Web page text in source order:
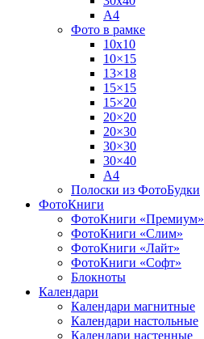
А4
Фото в рамке
10х10
10×15
13×18
15×15
15×20
20×20
20×30
30×30
30×40
A4
Полоски из ФотоБудки
ФотоКниги
ФотоКниги «Премиум»
ФотоКниги «Слим»
ФотоКниги «Лайт»
ФотоКниги «Софт»
Блокноты
Календари
Календари магнитные
Календари настольные
Календари настенные